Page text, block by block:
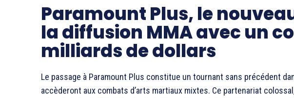
Paramount Plus, le
la diffusion MMA avec un
milliards de dollars
Le passage à Paramount Plus constitue un tournant sans précédent
accèderont aux combats d’arts martiaux mixtes. Ce partenariat